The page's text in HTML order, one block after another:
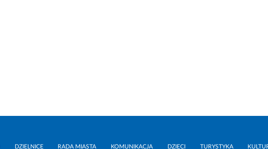
DZIELNICE RADA MIASTA KOMUNIKACJA DZIECI TURYSTYKA